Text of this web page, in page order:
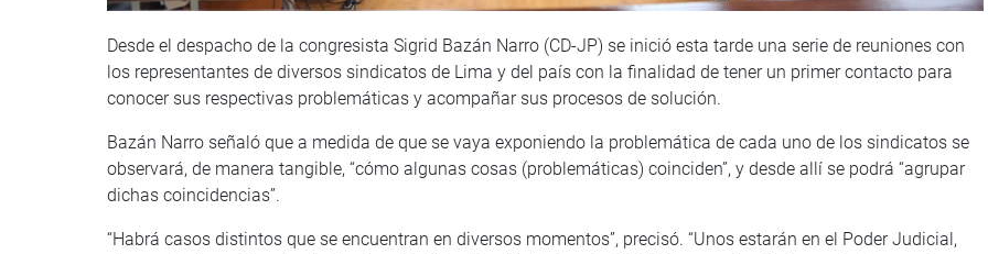
Desde el despacho de la congresista Sigrid Bazán Narro (CD-JP) se inició esta tarde una serie de reuniones con
los representantes de diversos sindicatos de Lima y del país con la finalidad de tener un primer contacto para
conocer sus respectivas problemáticas y acompañar sus procesos de solución.
Bazán Narro señaló que a medida de que se vaya exponiendo la problemática de cada uno de los sindicatos se
observará, de manera tangible, “cómo algunas cosas (problemáticas) coinciden”, y desde allí se podrá “agrupar
dichas coincidencias”.
“Habrá casos distintos que se encuentran en diversos momentos”, precisó. “Unos estarán en el Poder Judicial,